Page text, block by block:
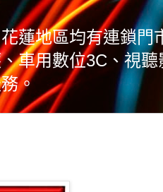
蓮地區均有連鎖門
車用數位3C、視
。